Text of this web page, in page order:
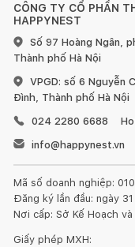
CÔNG TY CỔ PHẦN
HAPPYNEST
Số 97 Hoàng Ngân,
Thành phố Hà Nội
VPGD: số 6 Nguyễn
Đình, Thành phố Hà Nội
024 2280 6688
info@happynest.vn
Mã số doanh nghiệp:
Đăng ký lần đầu: ngày
Nơi cấp: Sở Kế Hoạch
Giấy phép MXH: